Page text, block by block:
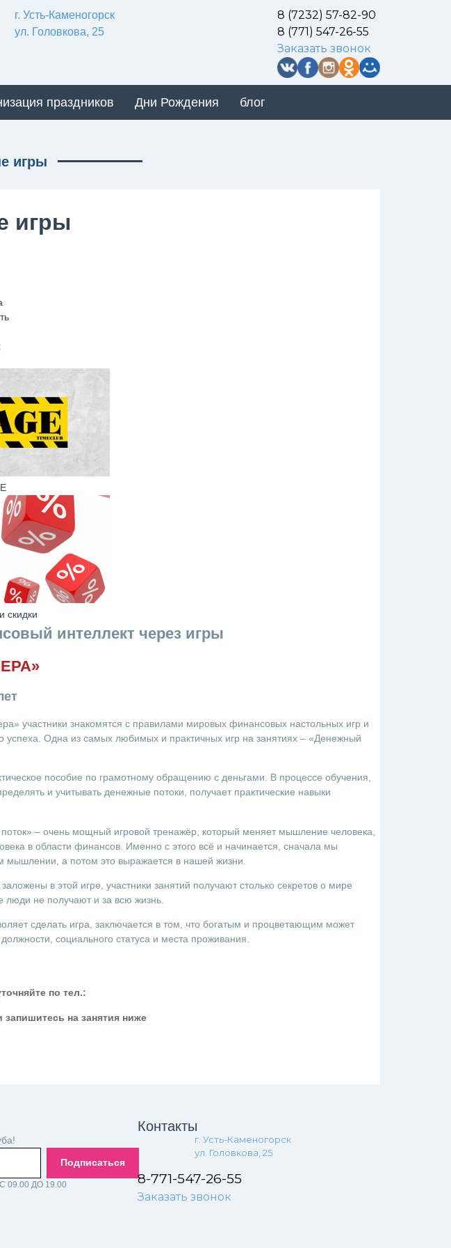
г. Усть-Каменогорск
ул. Головкова, 25
8 (7232) 57-82-90
8 (771) 547-26-55
Заказать звонок
праздников Дни Рождения блог
игры
игры
скидки
интеллект через игры
участники знакомятся с правилами мировых финансовых настольных игр и
успеха. Одна из самых любимых и практичных игр на занятиях – «Денежный
пособие по грамотному обращению с деньгами. В процессе обучения,
и учитывать денежные потоки, получает практические навыки
– очень мощный игровой тренажёр, который меняет мышление человека,
в области финансов. Именно с этого всё и начинается, сначала мы
мышлении, а потом это выражается в нашей жизни.
в этой игре, участники занятий получают столько секретов о мире
люди не получают и за всю жизнь.
сделать игра, заключается в том, что богатым и процветающим может
социального статуса и места проживания.
по тел.:
запишитесь на занятия ниже
Подписаться
ДО 19.00
Контакты
г. Усть-Каменогорск
ул. Головкова, 25
8-771-547-26-55
Заказать звонок